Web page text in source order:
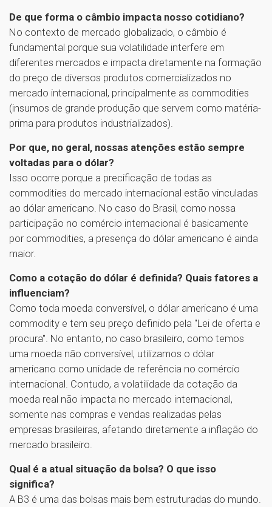
De que forma o câmbio impacta nosso cotidiano?
No contexto de mercado globalizado, o câmbio é
fundamental porque sua volatilidade interfere em
diferentes mercados e impacta diretamente na formação
do preço de diversos produtos comercializados no
mercado internacional, principalmente as commodities
(insumos de grande produção que servem como matéria-
prima para produtos industrializados).
Por que, no geral, nossas atenções estão sempre
voltadas para o dólar?
Isso ocorre porque a precificação de todas as
commodities do mercado internacional estão vinculadas
ao dólar americano. No caso do Brasil, como nossa
participação no comércio internacional é basicamente
por commodities, a presença do dólar americano é ainda
maior.
Como a cotação do dólar é definida? Quais fatores a
influenciam?
Como toda moeda conversível, o dólar americano é uma
commodity e tem seu preço definido pela "Lei de oferta e
procura". No entanto, no caso brasileiro, como temos
uma moeda não conversível, utilizamos o dólar
americano como unidade de referência no comércio
internacional. Contudo, a volatilidade da cotação da
moeda real não impacta no mercado internacional,
somente nas compras e vendas realizadas pelas
empresas brasileiras, afetando diretamente a inflação do
mercado brasileiro.
Qual é a atual situação da bolsa? O que isso
significa?
A B3 é uma das bolsas mais bem estruturadas do mundo.